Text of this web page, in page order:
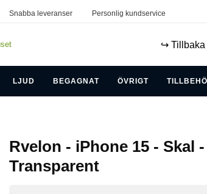
Snabba leveranser Personlig kundservice
↪️ Tillbaka
LJUD BEGAGNAT ÖVRIGT
Rvelon - iPhone 15 - Skal
Transparent